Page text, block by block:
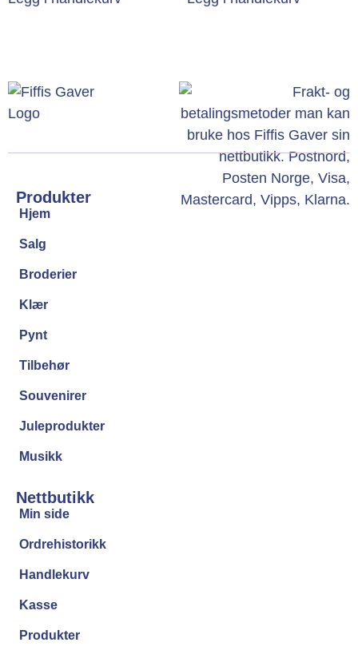
Produkter
Hjem
Salg
Broderier
Klær
Pynt
Tilbehør
Souvenirer
Juleprodukter
Musikk
Nettbutikk
Min side
Ordrehistorikk
Handlekurv
Kasse
Produkter